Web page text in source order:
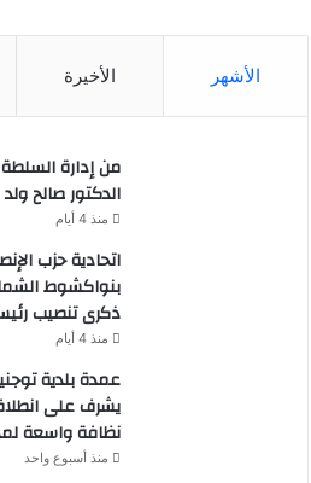
الأشهر الأخيرة
من إدارة
الدكتور صالح
منذ 4 أيام
اتحادية حزب
بنواكشوط
ذكرى تنصيب
منذ 4 أيام
عمدة بلدية
يشرف على
نظافة واسعة
منذ أسبوع واحد